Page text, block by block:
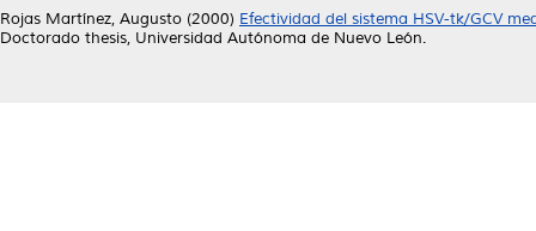
Rojas Martínez, Augusto (2000) Efectividad del sistema HSV-tk/GCV
Doctorado thesis, Universidad Autónoma de Nuevo León.